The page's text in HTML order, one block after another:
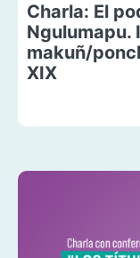
Charla: El
Ngulumapu.
makuñ/
XIX